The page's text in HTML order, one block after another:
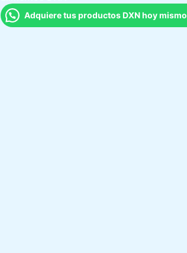
Adquiere tus productos DXN hoy mismo